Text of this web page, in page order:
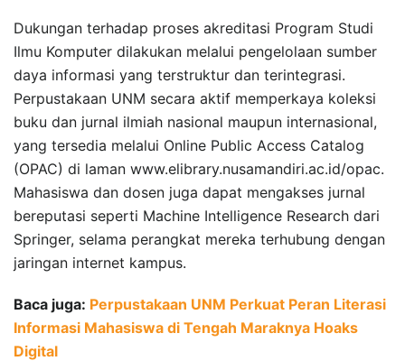
Dukungan terhadap proses akreditasi Program Studi
Ilmu Komputer dilakukan melalui pengelolaan sumber
daya informasi yang terstruktur dan terintegrasi.
Perpustakaan UNM secara aktif memperkaya koleksi
buku dan jurnal ilmiah nasional maupun internasional,
yang tersedia melalui Online Public Access Catalog
(OPAC) di laman www.elibrary.nusamandiri.ac.id/opac.
Mahasiswa dan dosen juga dapat mengakses jurnal
bereputasi seperti Machine Intelligence Research dari
Springer, selama perangkat mereka terhubung dengan
jaringan internet kampus.
Baca juga: Perpustakaan UNM Perkuat Peran Literasi
Informasi Mahasiswa di Tengah Maraknya Hoaks
Digital